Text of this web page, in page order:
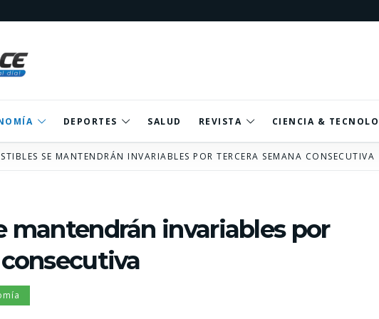
DEPORTES SALUD REVISTA CIENCIA &
SE MANTENDRÁN INVARIABLES POR TERCERA SEMANA CONSECUTIVA
mantendrán invariables por